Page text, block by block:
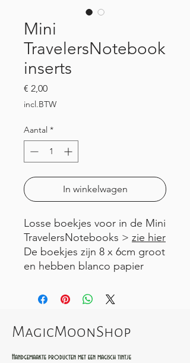
Mini
TravelersNotebook
inserts
€ 2,00Prijs
incl.BTW
Aantal *
In winkelwagen
Losse boekjes voor in de Mini
TravelersNotebooks > zie hier
De boekjes zijn 8 x 6cm groot
en hebben blanco papier
MagicMoonShop
Handgemaakte producten met een magisch tintje